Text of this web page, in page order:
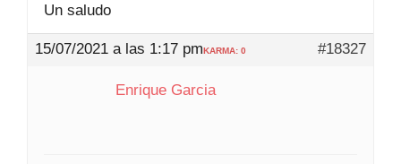
Un saludo
15/07/2021 a las 1:17 pm #18327
KARMA: 0
Enrique Garcia